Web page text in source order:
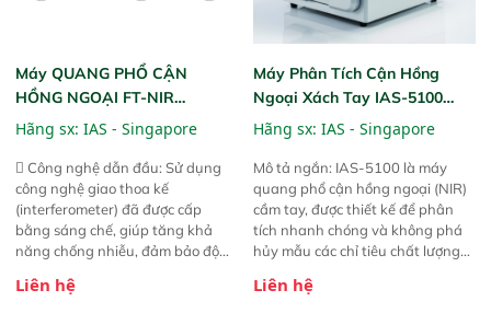
Máy QUANG PHỔ CẬN
HỒNG NGOẠI FT-NIR
Analyzer Vista-R
Hãng sx: IAS - Singapore
 Công nghệ dẫn đầu: Sử dụng
công nghệ giao thoa kế
(interferometer) đã được cấp
bằng sáng chế, giúp tăng khả
năng chống nhiễu, đảm bảo độ
Phạm vi ứng dụng rộng: Đáp ứng
Liên hệ
Máy Phân Tích Cận Hồng
Ngoại Xách Tay IAS-5100
(Portable NIR Analyzer)
Hãng sx: IAS - Singapore
Mô tả ngắn: IAS-5100 là máy
quang phổ cận hồng ngoại (NIR)
cầm tay, được thiết kế để phân
tích nhanh chóng và không phá
hủy mẫu các chỉ tiêu chất lượng
Thiết bị linh hoạt cho nhiều kịch
Liên hệ